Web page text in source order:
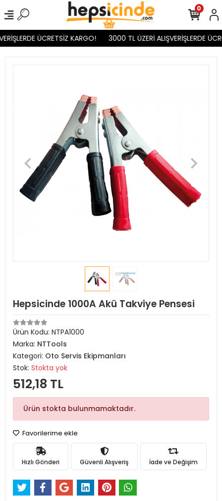
ÜCRETSİZ KARGO! 3000 TL ÜZERİ ALIŞVERİŞLERDE
0
Hepsicinde 1000A Akü Takviye Pensesi
Ürün Kodu: NTPA1000
Marka: NTTools
Kategori: Oto Servis Ekipmanları
Stok: Stokta yok
512,18 TL
Ürün stokta bulunmamaktadır.
Favorilerime ekle
Hızlı Gönderi Güvenli Alışveriş İade ve Değişim